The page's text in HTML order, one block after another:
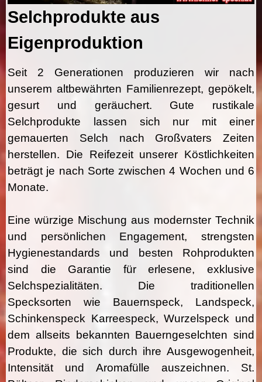
Selchprodukte aus
Eigenproduktion
Seit 2 Generationen produzieren wir nach
unserem altbewährten Familienrezept, gepökelt,
gesurt und geräuchert. Gute rustikale
Selchprodukte lassen sich nur mit einer
gemauerten Selch nach Großvaters Zeiten
herstellen. Die Reifezeit unserer Köstlichkeiten
beträgt je nach Sorte zwischen 4 Wochen und 6
Monate.
Eine würzige Mischung aus modernster Technik
und persönlichen Engagement, strengsten
Hygienestandards und besten Rohprodukten
sind die Garantie für erlesene, exklusive
Selchspezialitäten. Die traditionellen
Specksorten wie Bauernspeck, Landspeck,
Schinkenspeck Karreespeck, Wurzelspeck und
dem allseits bekannten Bauerngeselchten sind
Produkte, die sich durch ihre Ausgewogenheit,
Intensität und Aromafülle auszeichnen. St.